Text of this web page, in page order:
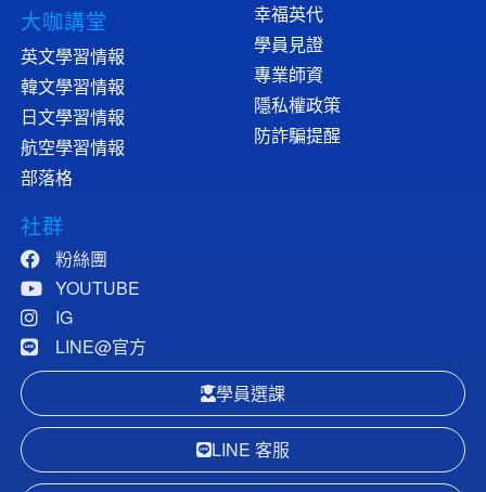
大咖講堂
英文學習情報
韓文學習情報
日文學習情報
航空學習情報
部落格
幸福英代
學員見證
專業師資
隱私權政策
防詐騙提醒
社群
粉絲團
YOUTUBE
IG
LINE@官方
學員選課
LINE 客服